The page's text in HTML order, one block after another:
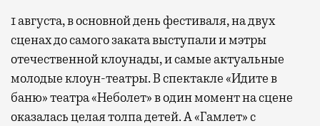
1 августа, в основной день фестиваля, на двух
сценах до самого заката выступали и мэтры
отечественной клоунады, и самые актуальные
молодые клоун-театры. В спектакле «Идите в
баню» театра «Неболет» в один момент на сцене
оказалась целая толпа детей. А «Гамлет» с